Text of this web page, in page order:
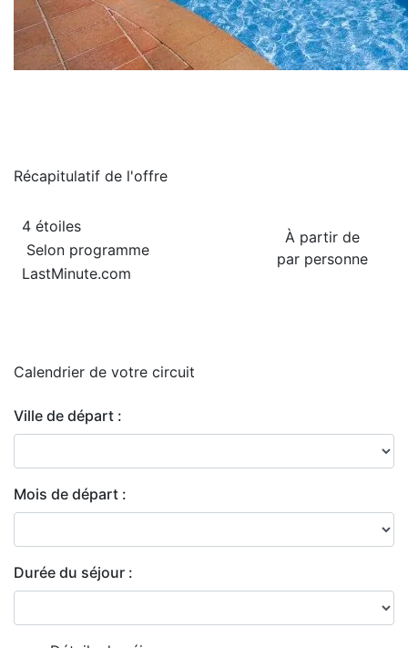
Récapitulatif de l'offre
À partir de
par personne
4 étoiles
Selon programme
LastMinute.com
Calendrier de votre circuit
Ville de départ :
Mois de départ :
Durée du séjour :